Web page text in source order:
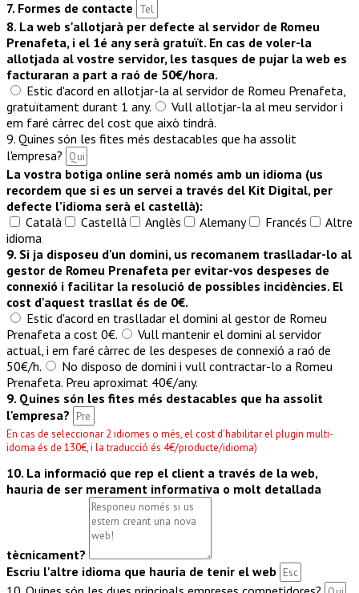
7. Formes de contacte
8. La web s'allotjarà per defecte al servidor de Romeu
Prenafeta, i el 1é any serà gratuït. En cas de voler-la
allotjada al vostre servidor, les tasques de pujar la web es
facturaran a part a raó de 50€/hora.
Estic d'acord en allotjar-la al servidor de Romeu Prenafeta,
gratuïtament durant 1 any.
Vull allotjar-la al meu servidor i
em faré càrrec del cost que això tindrà.
9. Quines són les fites més destacables que ha assolit
l'empresa?
La vostra botiga online serà només amb un idioma (us
recordem que si es un servei a través del Kit Digital, per
defecte l’idioma serà el castellà):
Català
Castellà Anglès Alemany Francés
Altre
idioma
9. Si ja disposeu d'un domini, us recomanem traslladar-lo al
gestor de Romeu Prenafeta per evitar-vos despeses de
connexió i facilitar la resolució de possibles incidències. El
cost d'aquest trasllat és de 0€.
Estic d'acord en traslladar el domini al gestor de Romeu
Prenafeta a cost 0€.
Vull mantenir el domini al servidor
actual, i em faré càrrec de les despeses de connexió a raó de
50€/h.
No disposo de domini i vull contractar-lo a Romeu
Prenafeta. Preu aproximat 40€/any.
9. Quines són les fites més destacables que ha assolit
l'empresa?
En cas de seleccionar 2 idiomes o més, el cost d’habilitar el plugin multi-
idoma és de 130€, i la traducció és 4€/producte/idioma)
10. La informació que rep el client a través de la web,
hauria de ser merament informativa o molt detallada
tècnicament?
Escriu l'altre idioma que hauria de tenir el web